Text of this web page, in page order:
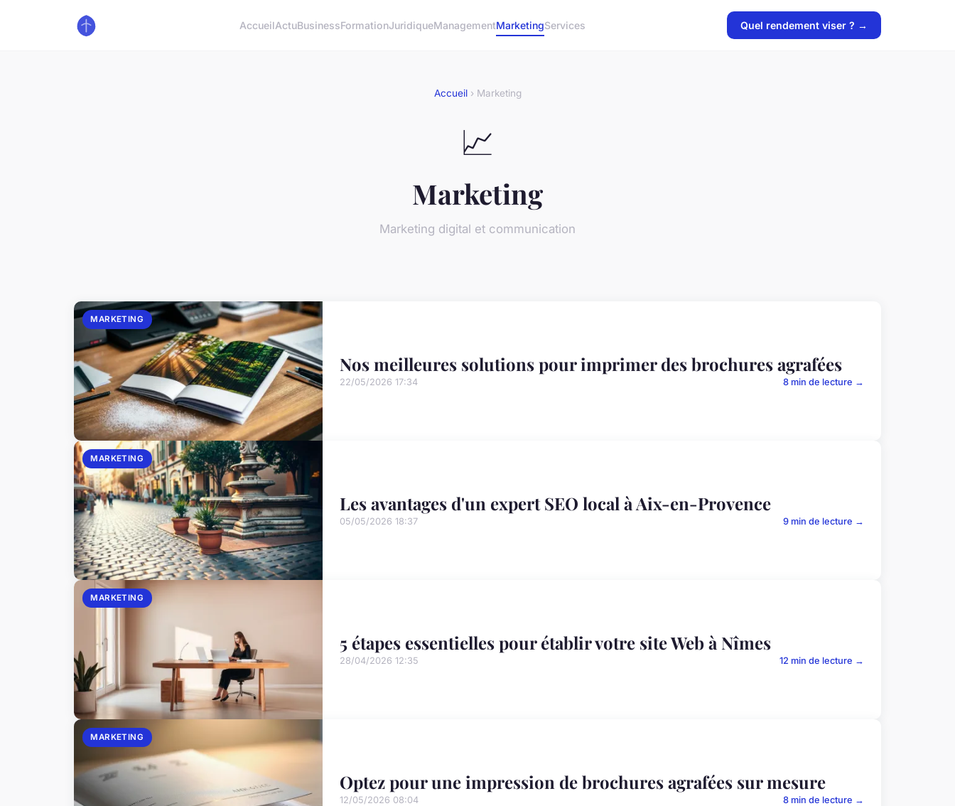
AccueilActuBusinessFormationJuridiqueManagementMarketingServices Quel rendement viser ? →
Accueil› Marketing
📈
Marketing
Marketing digital et communication
MARKETING
Nos meilleures solutions pour imprimer des brochures agrafées
22/05/2026 17:34 8 min de lecture →
MARKETING
Les avantages d'un expert SEO local à Aix-en-Provence
05/05/2026 18:37 9 min de lecture →
MARKETING
5 étapes essentielles pour établir votre site Web à Nîmes
28/04/2026 12:35 12 min de lecture →
MARKETING
Optez pour une impression de brochures agrafées sur mesure
12/05/2026 08:04 8 min de lecture →